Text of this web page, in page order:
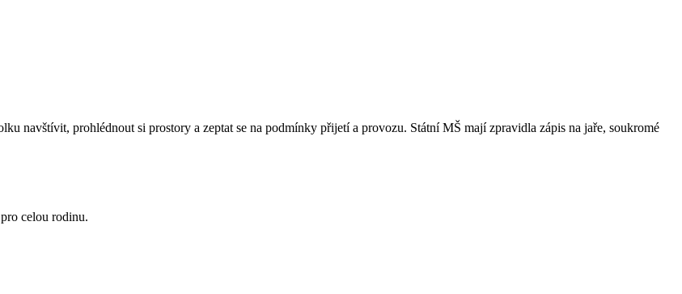
navštívit, prohlédnout si prostory a zeptat se na podmínky přijetí a provozu. Státní MŠ mají zpravidla zápis na jaře, soukromé
celou rodinu.